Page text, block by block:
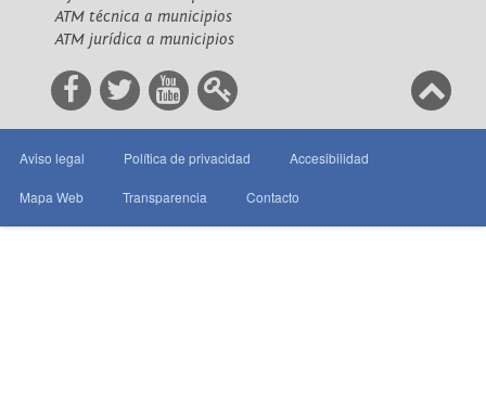
ATM técnica a municipios
ATM jurídica a municipios
Aviso legal Política de privacidad Accesibilidad
Mapa Web Transparencia Contacto